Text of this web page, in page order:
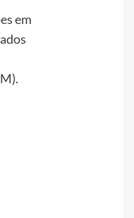
em